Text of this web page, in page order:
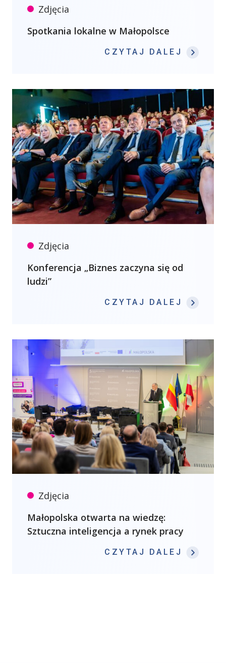
Zdjęcia
Spotkania lokalne w Małopolsce
CZYTAJ DALEJ :
Zdjęcia
Konferencja „Biznes zaczyna się od
ludzi”
CZYTAJ DALEJ :
Zdjęcia
Małopolska otwarta na wiedzę:
Sztuczna inteligencja a rynek pracy
CZYTAJ DALEJ :